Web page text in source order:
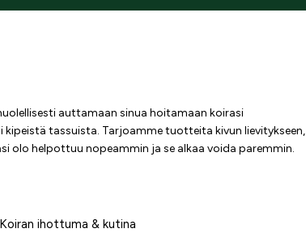
auttamaan sinua hoitamaan koirasi
tassuista. Tarjoamme tuotteita kivun lievitykseen,
olo helpottuu nopeammin ja se alkaa voida paremmin.
Koiran ihottuma & kutina